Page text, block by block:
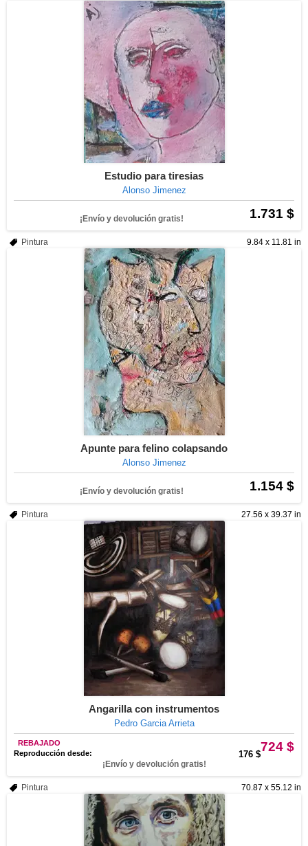
Estudio para tiresias
Alonso Jimenez
1.731 $
¡Envío y devolución gratis!
9.84 x 11.81 in
Pintura
Apunte para felino colapsando
Alonso Jimenez
1.154 $
¡Envío y devolución gratis!
27.56 x 39.37 in
Pintura
Angarilla con instrumentos
Pedro Garcia Arrieta
724 $
REBAJADO
Reproducción desde:
176 $
¡Envío y devolución gratis!
70.87 x 55.12 in
Pintura